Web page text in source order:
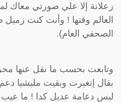
زعلانة إلا علي صورتي معاك
العالم وقتها ! وأنت كنت
الصحفي العام).
وتابعت بحسب ما نقل عنها محرر
بقال إتغيرت وبقيت مليشيا
لبس دعامة عديل كدا ! ما